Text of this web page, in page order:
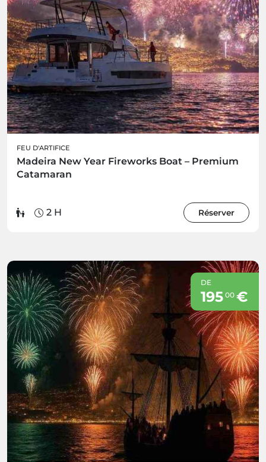
FEU D'ARTIFICE
Madeira New Year Fireworks Boat – Premium
Catamaran
2 H Réserver
DE
195 00€